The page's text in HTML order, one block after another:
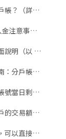
什麼是台新證券分戶帳？（詳細版）
什麼是出入金? 出入金注意事項（用錯帳號匯款）
富果平台分戶帳介面說明（以 App 為例）
台新證券出入金指南：分戶帳、約定帳戶是什麼？一次搞懂入金、出金流程與注意事項
如何查看台新證券帳號當日剩餘的交易額度？
如何調整台新證券戶的交易額度至 450 萬以上？
已有台新證券帳號，可以直接在富果下單嗎？